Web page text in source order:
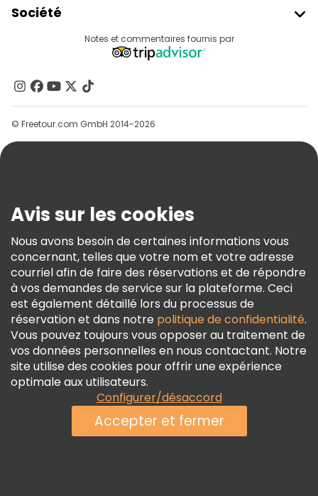
Connexion Du Fournisseur
Programme D’affiliation
Société
Contactez-Nous
Groupes
Aide
Conditions Générales Et Mentions Légales
Politique En Matière De Cookies
Freetour Prix
Programme De Fidélité
Notes et commentaires fournis par
© Freetour.com GmbH 2014-2026
Avis sur les cookies
Nous avons besoin de certaines informations vous
concernant, telles que votre nom et votre adresse
courriel afin de faire des réservations et de répondre
à vos demandes de service sur la plateforme. Ceci
est également détaillé lors du processus de
réservation et dans notre politique de confidentialité.
Vous pouvez toujours vous opposer au traitement de
vos données personnelles en nous contactant. Notre
site utilise des cookies pour offrir une expérience
optimale aux utilisateurs.
Configurer/désaccord
Accepter et fermer